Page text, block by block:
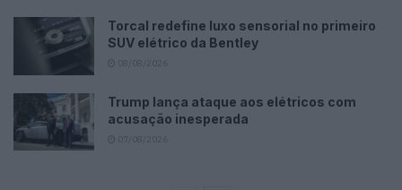
Torcal redefine luxo sensorial no primeiro
SUV elétrico da Bentley
Trump lança ataque aos elétricos com
acusação inesperada